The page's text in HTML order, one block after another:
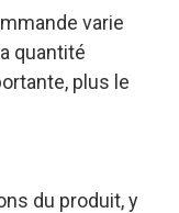
varie
quantité
plus le
du produit, y